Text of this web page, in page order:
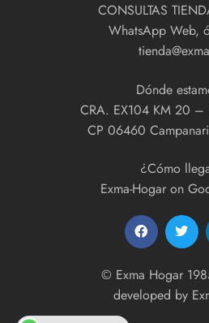
CONSULTAS
WhatsApp Web,
Dónde
CRA. EX104 KM 20 –
CP 06460
¿Cómo
Exma-Hogar on
© Exma Hogar
developed by